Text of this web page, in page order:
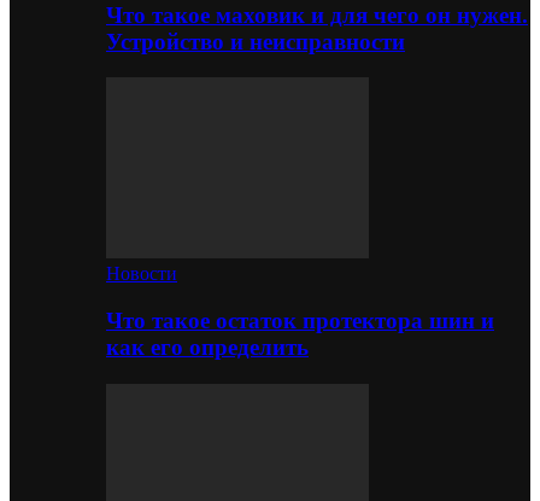
Что такое маховик и для чего он нужен.
Устройство и неисправности
Новости
Что такое остаток протектора шин и
как его определить